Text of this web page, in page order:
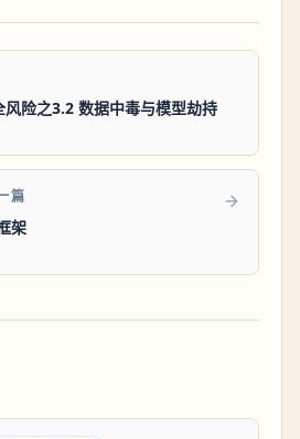
险之3.2 数据中毒与模型劫持
篇
架